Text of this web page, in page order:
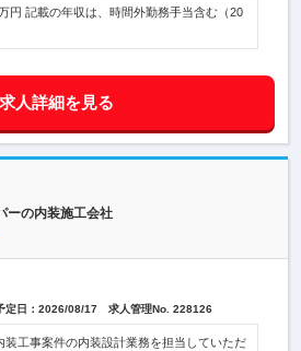
円 記載の年収は、時間外勤務手当含む（20
求人詳細を見る
ーの内装施工会社
定日：2026/08/17 求人管理No. 228126
装工事案件の内装設計業務を担当していただ